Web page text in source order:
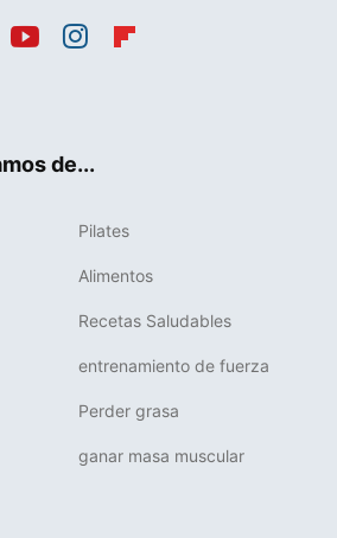
de...
Pilates
Alimentos
Recetas Saludables
entrenamiento de fuerza
Perder grasa
ganar masa muscular